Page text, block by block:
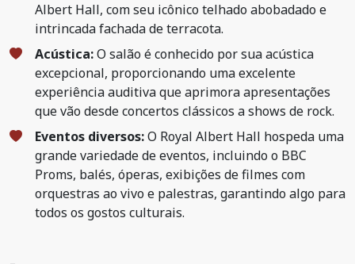
Albert Hall, com seu icônico telhado abobadado e
intrincada fachada de terracota.
Acústica:O salão é conhecido por sua acústica
excepcional, proporcionando uma excelente
experiência auditiva que aprimora apresentações
que vão desde concertos clássicos a shows de rock.
Eventos diversos:O Royal Albert Hall hospeda uma
grande variedade de eventos, incluindo o BBC
Proms, balés, óperas, exibições de filmes com
orquestras ao vivo e palestras, garantindo algo para
todos os gostos culturais.